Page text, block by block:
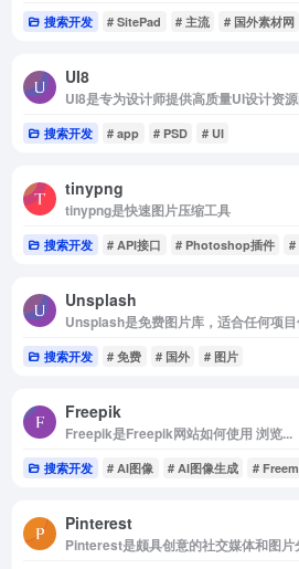
搜索开发 # SitePad # 主流 # 国外素材网
UI8
UI8是专为设计师提供高质量UI设计资
搜索开发 # app # PSD # UI
tinypng
tinypng是快速图片压缩工具
搜索开发 # API接口 # Photoshop插件 #
Unsplash
Unsplash是免费图片库，适合任何项
搜索开发 # 免费 # 国外 # 图片
Freepik
Freepik是Freepik网站如何使用 浏览...
搜索开发 # AI图像 # AI图像生成 #
Pinterest
Pinterest是颇具创意的社交媒体和图片